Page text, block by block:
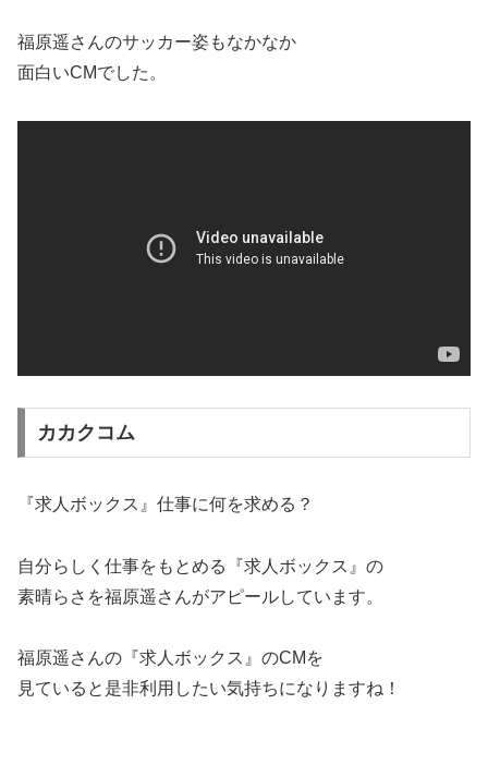
福原遥さんのサッカー姿もなかなか
面白いCMでした。
カカクコム
『求人ボックス』仕事に何を求める？
自分らしく仕事をもとめる『求人ボックス』の
素晴らさを福原遥さんがアピールしています。
福原遥さんの『求人ボックス』のCMを
見ていると是非利用したい気持ちになりますね！